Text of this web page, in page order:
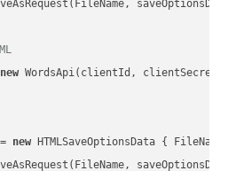
new WordsApi(clientId, clientSecret);
new HTMLSaveOptionsData { FileName